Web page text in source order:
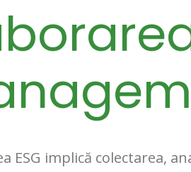
ESG implică colectarea,